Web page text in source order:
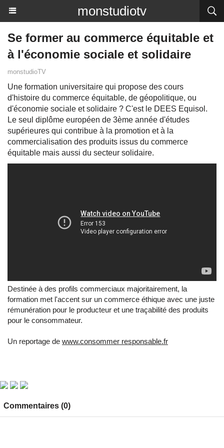
monstudiotv
Se former au commerce équitable et
à l'économie sociale et solidaire
monstudioTV
Une formation universitaire qui propose des cours
d'histoire du commerce équitable, de géopolitique, ou
d'économie sociale et solidaire ? C'est le DEES Equisol.
Le seul diplôme européen de 3ème année d'études
supérieures qui contribue à la promotion et à la
commercialisation des produits issus du commerce
équitable mais aussi du secteur solidaire.
Destinée à des profils commerciaux majoritairement, la
formation met l'accent sur un commerce éthique avec une juste
rémunération pour le producteur et une traçabilité des produits
pour le consommateur.
Un reportage de www.consommer responsable.fr
Commentaires (0)